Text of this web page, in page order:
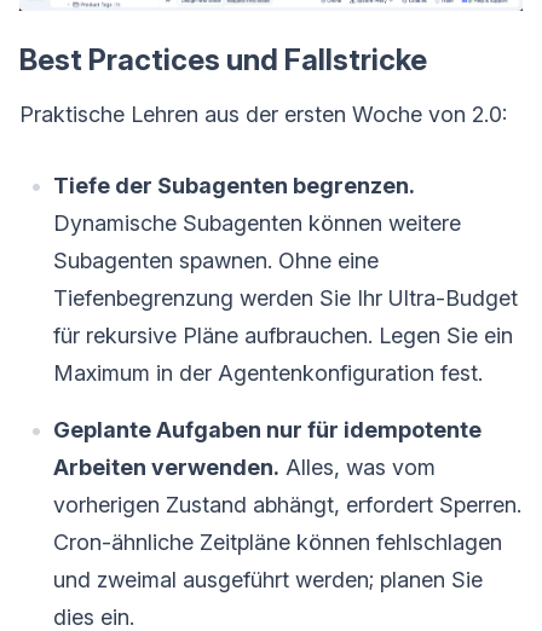
Best Practices und Fallstricke
Praktische Lehren aus der ersten Woche von 2.0:
Tiefe der Subagenten begrenzen.
Dynamische Subagenten können weitere
Subagenten spawnen. Ohne eine
Tiefenbegrenzung werden Sie Ihr Ultra-Budget
für rekursive Pläne aufbrauchen. Legen Sie ein
Maximum in der Agentenkonfiguration fest.
Geplante Aufgaben nur für idempotente
Arbeiten verwenden. Alles, was vom
vorherigen Zustand abhängt, erfordert Sperren.
Cron-ähnliche Zeitpläne können fehlschlagen
und zweimal ausgeführt werden; planen Sie
dies ein.